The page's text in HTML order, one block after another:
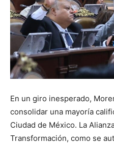
En un giro inesperado,
consolidar una mayoría
Ciudad de México. La
Transformación, como se